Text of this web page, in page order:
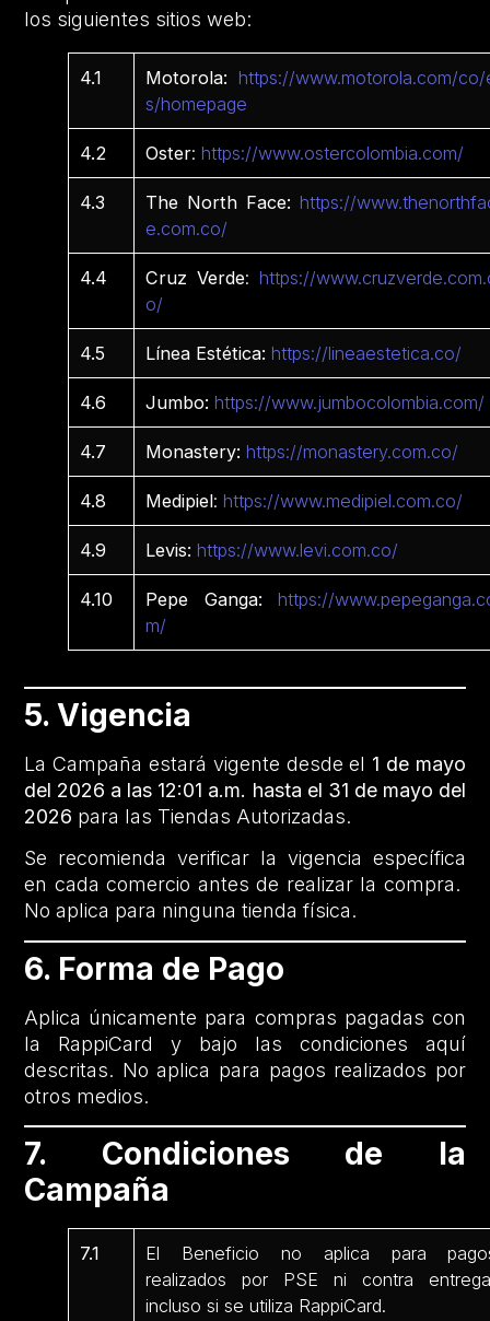
los siguientes sitios web:
4.1 Motorola: https://www.motorola.com/
s/homepage
4.2 Oster:https://www.ostercolombia.com/
4.3 The North Face: https://
e.com.co/
4.4 Cruz Verde:https://
o/
4.5 Línea Estética: https://lineaestetica.co/
4.6 Jumbo: https://www.jumbocolombia.com/
4.7 Monastery:https://monastery.com.co/
4.8 Medipiel:https://www.medipiel.com.co/
4.9 Levis: https://www.levi.com.co/
4.10 Pepe Ganga:
https://
m/
5. Vigencia
La Campaña estará vigente desde el 1 de mayo
del 2026 a las 12:01 a.m. hasta el 31 de mayo del
2026 para las Tiendas Autorizadas.
Se recomienda verificar la vigencia específica
en cada comercio antes de realizar la compra.
No aplica para ninguna tienda física.
6. Forma de Pago
Aplica únicamente para compras pagadas con
la RappiCard y bajo las condiciones aquí
descritas. No aplica para pagos realizados por
otros medios.
7. Condiciones de la
Campaña
7.1
El Beneficio no aplica para
realizados por PSE ni contra
incluso si se utiliza RappiCard.